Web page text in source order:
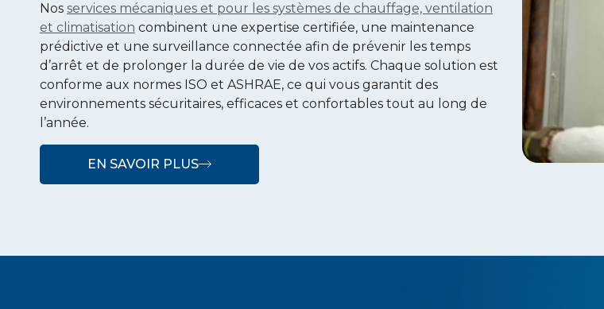
Nos services mécaniques et pour les systèmes de chauffage, ventilation
et climatisation combinent une expertise certifiée, une maintenance
prédictive et une surveillance connectée afin de prévenir les temps
d’arrêt et de prolonger la durée de vie de vos actifs. Chaque solution est
conforme aux normes ISO et ASHRAE, ce qui vous garantit des
environnements sécuritaires, efficaces et confortables tout au long de
l’année.
EN SAVOIR PLUS